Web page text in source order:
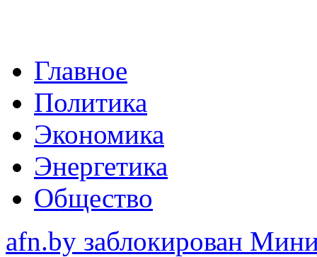
Главное
Политика
Экономика
Энергетика
Общество
afn.by заблокирован